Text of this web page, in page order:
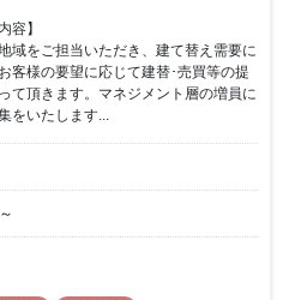
容】
域をご担当いただき、建て替え需要に
客様の要望に応じて建替･売買等の提
て頂きます。マネジメント層の増員に
をいたします...
～